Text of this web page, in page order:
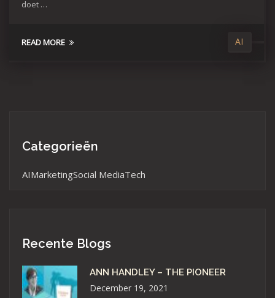
doet …
READ MORE AI
Categorieën
AIMarketingSocial MediaTech
Recente Blogs
ANN HANDLEY – THE PIONEER
December 19, 2021